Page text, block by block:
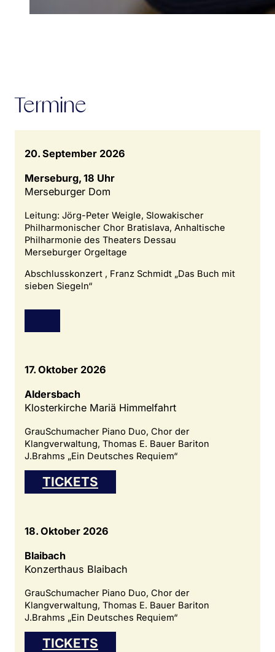
Termine
20. September 2026
Merseburg, 18 Uhr
Merseburger Dom
Leitung: Jörg-Peter Weigle, Slowakischer
Philharmonischer Chor Bratislava, Anhaltische
Philharmonie des Theaters Dessau
Merseburger Orgeltage
Abschlusskonzert , Franz Schmidt „Das Buch mit
sieben Siegeln“
17. Oktober 2026
Aldersbach
Klosterkirche Mariä Himmelfahrt
GrauSchumacher Piano Duo, Chor der
Klangverwaltung, Thomas E. Bauer Bariton
J.Brahms „Ein Deutsches Requiem“
TICKETS
18. Oktober 2026
Blaibach
Konzerthaus Blaibach
GrauSchumacher Piano Duo, Chor der
Klangverwaltung, Thomas E. Bauer Bariton
J.Brahms „Ein Deutsches Requiem“
TICKETS